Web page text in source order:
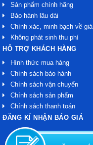
Sản phẩm chính hãng
Bảo hành lâu dài
Chính xác, minh bạch về giá
Không phát sinh thu phí
HỖ TRỢ KHÁCH HÀNG
Hình thức mua hàng
Chính sách bảo hành
Chính sách vận chuyển
Chính sách sản phẩm
Chính sách thanh toán
ĐĂNG KÍ NHẬN BÁO GIÁ